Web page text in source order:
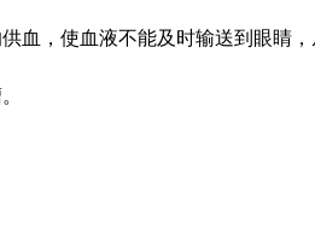
血，使血液不能及时输送到眼睛，